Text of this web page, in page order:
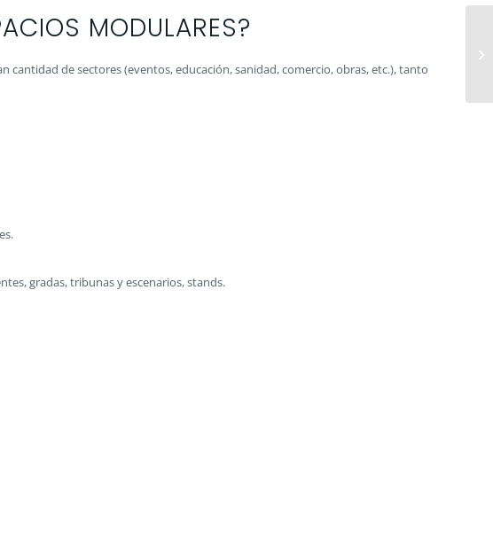
MODULARES?
de sectores (eventos, educación, sanidad, comercio, obras, etc.), tanto
gradas, tribunas y escenarios, stands.